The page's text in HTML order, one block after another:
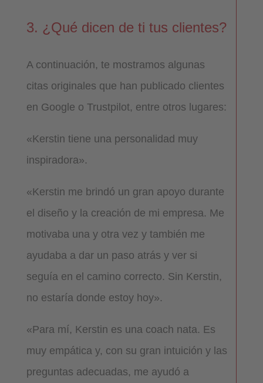
3. ¿Qué dicen de ti tus clientes?
A continuación, te mostramos algunas
citas originales que han publicado clientes
en Google o Trustpilot, entre otros lugares:
«Kerstin tiene una personalidad muy
inspiradora».
«Kerstin me brindó un gran apoyo durante
el diseño y la creación de mi empresa. Me
motivaba una y otra vez y también me
ayudaba a dar un paso atrás y ver si
seguía en el camino correcto. Sin Kerstin,
no estaría donde estoy hoy».
«Para mí, Kerstin es una coach nata. Es
muy empática y, con su gran intuición y las
preguntas adecuadas, me ayudó a